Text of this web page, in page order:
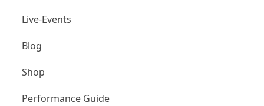
Live-Events
Blog
Shop
Performance Guide